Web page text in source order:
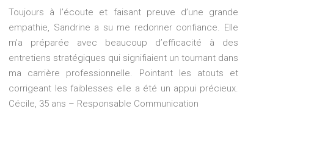
Toujours à l’écoute et faisant preuve d’une grande
empathie, Sandrine a su me redonner confiance. Elle
m’a préparée avec beaucoup d’efficacité à des
entretiens stratégiques qui signifiaient un tournant dans
ma carrière professionnelle. Pointant les atouts et
corrigeant les faiblesses elle a été un appui précieux.
Cécile, 35 ans – Responsable Communication